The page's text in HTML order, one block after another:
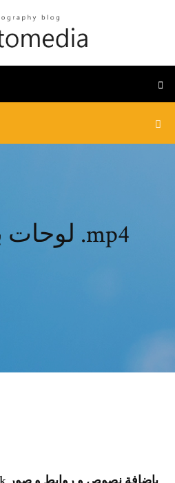
لوحات بعد تنزيل .mp4